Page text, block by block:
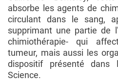
absorbe les agents de
circulant dans le sang,
supprimant une partie de
chimiothérapie- qui
tumeur, mais aussi les
dispositif présenté dans
Science.